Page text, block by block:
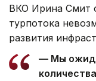
ВКО Ирина Смит
турпотока
развития
— Мы